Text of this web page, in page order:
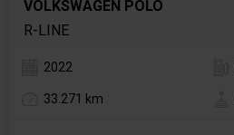
VOLKSWAGEN POLO
R-LINE
2022
33.271 km